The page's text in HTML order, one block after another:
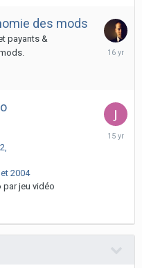
des mods
payants &
2004
jeu vidéo
June